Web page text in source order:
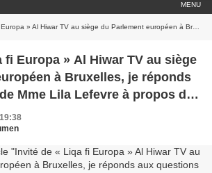
MENU
européen à Bruxelles, je réponds aux questions de Mme Lila Lefevre à propos de Mr Ali Benflis et autres sujets concernant notre patrie l’Algérie (version arabe) :
fi Europa » Al Hiwar TV au siège
à Bruxelles, je réponds
Mme Lila Lefevre à propos de
autres sujets concernant notre
arabe) :